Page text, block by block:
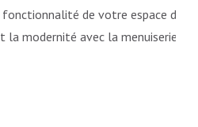
de votre espace de
la modernité avec la menuiserie